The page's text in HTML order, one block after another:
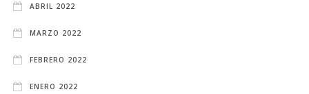
ABRIL 2022
MARZO 2022
FEBRERO 2022
ENERO 2022